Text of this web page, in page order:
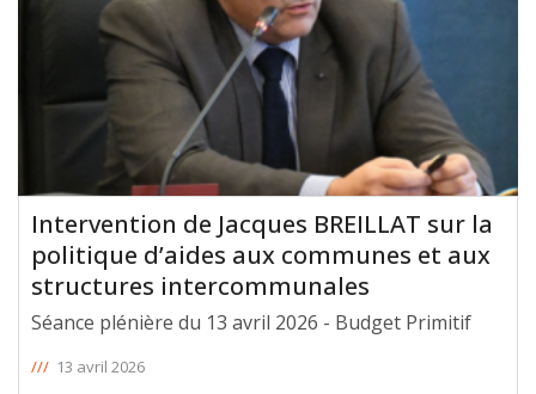
Intervention de Jacques BREILLAT sur la
politique d’aides aux communes et aux
structures intercommunales
Séance plénière du 13 avril 2026 - Budget Primitif
/// 13 avril 2026